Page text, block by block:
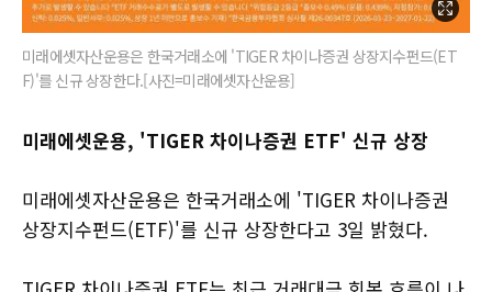
미래에셋자산운용은 한국거래소에 'TIGER 차이나증권 상장지수펀드(ET
F)'를 신규 상장한다.[사진=미래에셋자산운용]
미래에셋운용, 'TIGER 차이나증권 ETF' 신규 상장
미래에셋자산운용은 한국거래소에 'TIGER 차이나증권
상장지수펀드(ETF)'를 신규 상장한다고 3일 밝혔다.